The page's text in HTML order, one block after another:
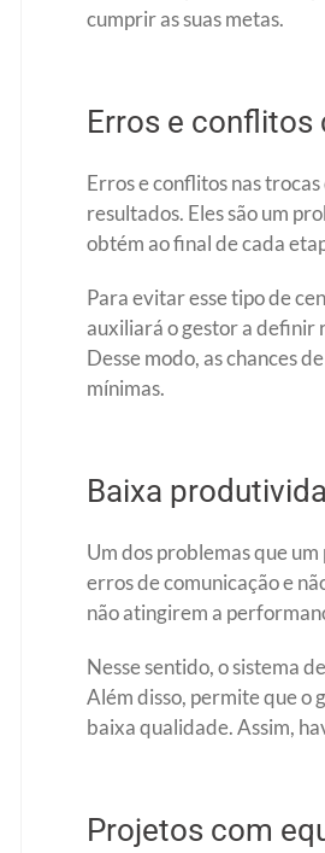
cumprir as suas metas.
Erros e conflitos
Erros e conflitos nas
resultados. Eles são um
obtém ao final de cada
Para evitar esse tipo de
auxiliará o gestor a definir
Desse modo, as chances
mínimas.
Baixa
Um dos problemas que
erros de comunicação e
não atingirem a
Nesse sentido, o sistema
Além disso, permite que o
baixa qualidade. Assim,
Projetos com